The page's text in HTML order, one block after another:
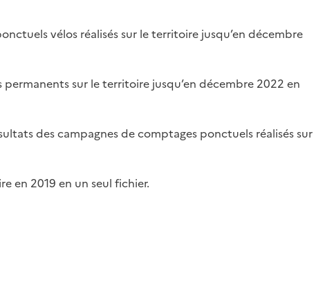
vélos réalisés sur le territoire jusqu’en décembre
sur le territoire jusqu’en décembre 2022 en
des campagnes de comptages ponctuels réalisés sur
en 2019 en un seul fichier.